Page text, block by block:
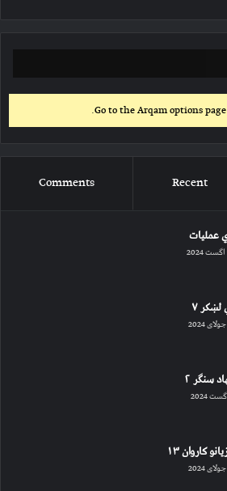
Go to the Arqam options
Recent
Comments
عملیات
۷
سنګر ۲
کاروان ۱۳